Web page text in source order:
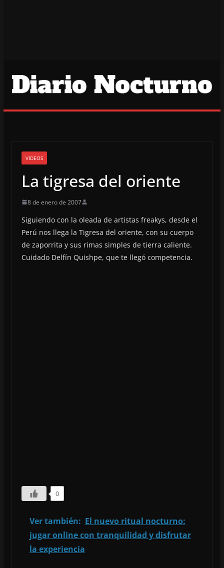
VIDEOS
La tigresa del oriente
8 de enero de 2007
Siguiendo con la oleada de artistas freakys, desde el
Perú nos llega la Tigresa del oriente, con su cuerpo
de zaporrita y sus rimas simples de tierra caliente.
Cuidado Delfín Quishpe, que te llegó competencia.
0
Ver también: El nuevo ritual nocturno:
jugar online con tranquilidad y disfrutar
la experiencia